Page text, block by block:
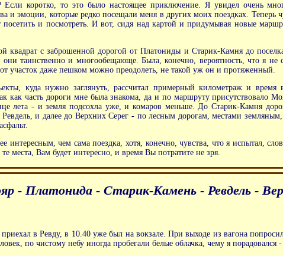
коротко, то это было настоящее приключение. Я увидел очень
и эмоции, которые редко посещали меня в других моих поездках. Теперь
посетить и посмотреть. И вот, сидя над картой и придумывая новые
квадрат с заброшенной дорогой от Платониды и Старик-Камня до
таинственно и многообещающе. Была, конечно, вероятность, что я не
участок даже пешком можно преодолеть, не такой уж он и протяженный.
куда нужно заглянуть, рассчитал примерный километраж и время
часть дороги мне была знакома, да и по маршруту присутствовало
лета - и земля подсохла уже, и комаров меньше. До Старик-Камня
Ревдель, и далее до Верхних Серег - по лесным дорогам, местами
интересным, чем сама поездка, хотя, конечно, чувства, что я испытал,
места, Вам будет интересно, и время Вы потратите не зря.
- Платонида - Старик-Камень - Ревдель -
в Ревду, в 10.40 уже был на вокзале. При выходе из вагона
по чистому небу иногда пробегали белые облачка, чему я порадовался